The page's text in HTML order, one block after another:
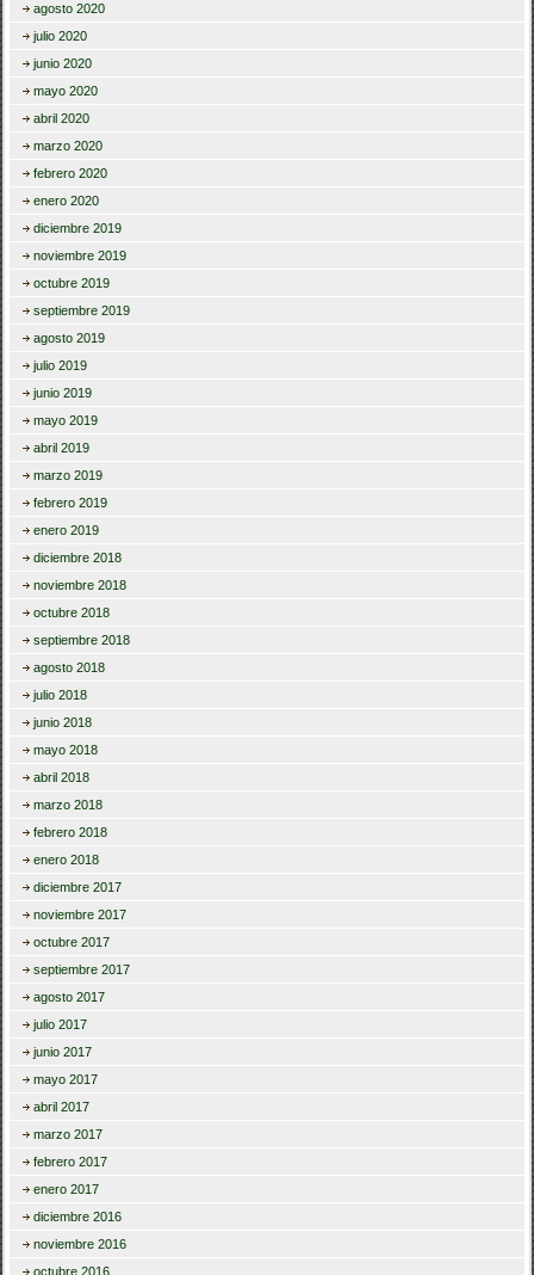
agosto 2020
julio 2020
junio 2020
mayo 2020
abril 2020
marzo 2020
febrero 2020
enero 2020
diciembre 2019
noviembre 2019
octubre 2019
septiembre 2019
agosto 2019
julio 2019
junio 2019
mayo 2019
abril 2019
marzo 2019
febrero 2019
enero 2019
diciembre 2018
noviembre 2018
octubre 2018
septiembre 2018
agosto 2018
julio 2018
junio 2018
mayo 2018
abril 2018
marzo 2018
febrero 2018
enero 2018
diciembre 2017
noviembre 2017
octubre 2017
septiembre 2017
agosto 2017
julio 2017
junio 2017
mayo 2017
abril 2017
marzo 2017
febrero 2017
enero 2017
diciembre 2016
noviembre 2016
octubre 2016